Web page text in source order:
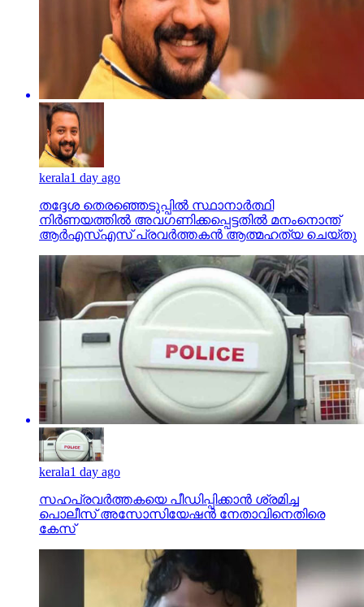
kerala1 day ago
തദ്ദേശ തെരഞ്ഞെടുപ്പില്‍ സ്ഥാനാര്‍ത്ഥി
നിര്‍ണയത്തില്‍ അവഗണിക്കപ്പെട്ടതില്‍ മനംനൊന്ത്
ആര്‍എസ്എസ് പ്രവര്‍ത്തകന്‍ ആത്മഹത്യ ചെയ്തു
kerala1 day ago
സഹപ്രവര്‍ത്തകയെ പീഡിപ്പിക്കാന്‍ ശ്രമിച്ച
പൊലീസ് അസോസിയേഷന്‍ നേതാവിനെതിരെ
കേസ്